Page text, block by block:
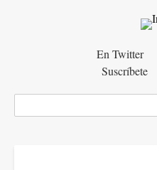
En Twitter
Suscríbete